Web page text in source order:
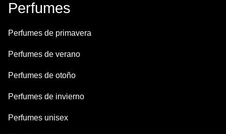
Perfumes
Perfumes de primavera
Perfumes de verano
Perfumes de otoño
Perfumes de invierno
Perfumes unisex